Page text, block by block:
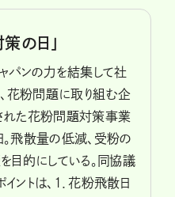
の日」
パンの力を結集して社
、花粉問題に取り組む企
れた花粉問題対策事業
飛散量の低減、受粉の
目的にしている。同協議
ントは、1．花粉飛散日